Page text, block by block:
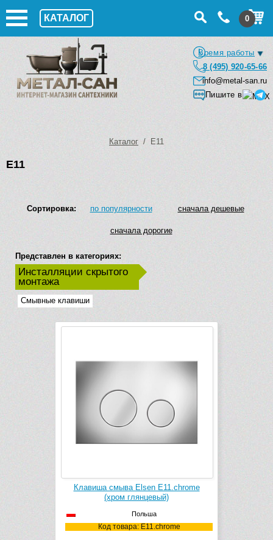
КАТАЛОГ 0
Время работы
8 (495) 920-65-66
info@metal-san.ru
Пишите в
Каталог / E11
E11
Сортировка: по популярности сначала дешевые
сначала дорогие
Представлен в категориях:
Инсталляции скрытого
монтажа
Смывные клавиши
Клавиша смыва Elsen E11.chrome
(хром глянцевый)
Польша
Код товара: E11.chrome